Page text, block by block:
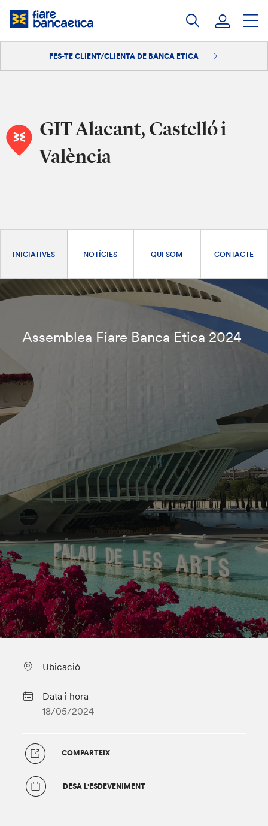
Salta
Iniciar sessióFES-TE CLIENT/CLIENTA DE BANCA ETICA
GIT Alacant, Castelló i
València
INICIATIVES NOTÍCIES QUI SOM CONTACTE
Assemblea Fiare Banca Etica 2024
Ubicació
Data i hora
18/05/2024
COMPARTEIX
DESA L'ESDEVENIMENT